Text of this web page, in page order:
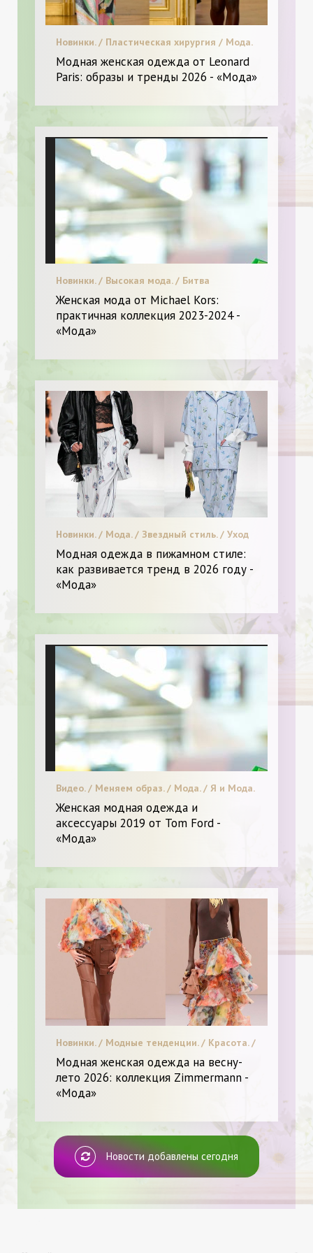
Новинки. / Пластическая хирургия / Мода.
Высокая мода. / Диета и питание. / Я
Женщина - Разное
Модная женская одежда от Leonard
Paris: образы и тренды 2026 - «Мода»
Новинки. / Высокая мода. / Битва
стилистов. / С чем носить. / Мода. /
Звездный стиль. / Красота. / Леди в
Тренде. / Диета и питание. / Я Женщина -
Разное
Женская мода от Michael Kors:
практичная коллекция 2023-2024 -
«Мода»
Новинки. / Мода. / Звездный стиль. / Уход
за лицом и телом. / Я Женщина - Разное
Модная одежда в пижамном стиле:
как развивается тренд в 2026 году -
«Мода»
Видео. / Меняем образ. / Мода. / Я и Мода.
Женская модная одежда и
аксессуары 2019 от Tom Ford -
«Мода»
Новинки. / Модные тенденции. / Красота. /
Женщина - Разное
Модная женская одежда на весну-
лето 2026: коллекция Zimmermann -
«Мода»
Новости добавлены сегодня